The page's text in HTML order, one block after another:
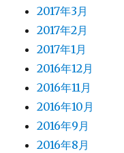
2017年3月
2017年2月
2017年1月
2016年12月
2016年11月
2016年10月
2016年9月
2016年8月